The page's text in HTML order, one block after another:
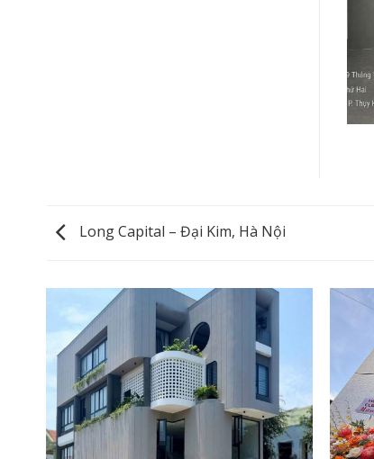
Long Capital – Đại Kim, Hà Nội